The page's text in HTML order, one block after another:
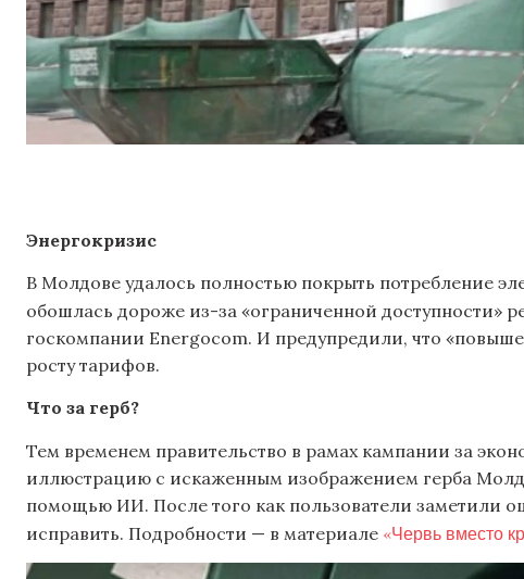
Энергокризис
В Молдове удалось полностью покрыть потребление
обошлась дороже из-за «ограниченной доступности»
госкомпании Energocom. И предупредили, что
росту тарифов.
Что за герб?
Тем временем правительство в рамах кампании за
иллюстрацию с искаженным изображением герба
помощью ИИ. После того как пользователи заметили
исправить. Подробности — в материале «Червь вместо